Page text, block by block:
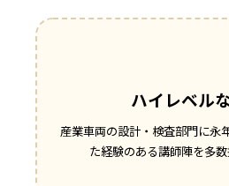
ハイレベル
産業車両の設計・検査部門に永
た経験のある講師陣を多数